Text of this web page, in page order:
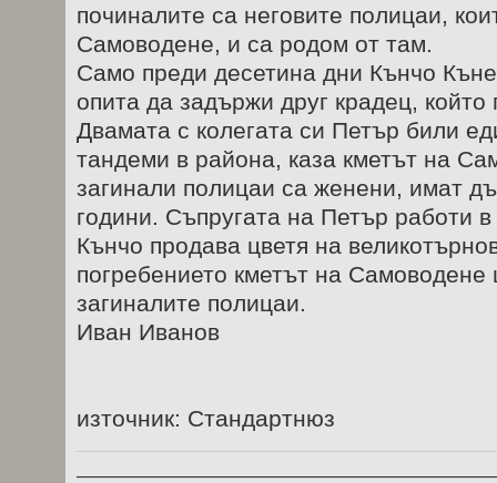
починалите са неговите полицаи,
Самоводене, и са родом от там.
Само преди десетина дни Кънчо
опита да задържи друг крадец, който
Двамата с колегата си Петър били
тандеми в района, каза кметът на
загинали полицаи са женени, имат
години. Съпругата на Петър работи
Кънчо продава цветя на
погребението кметът на
загиналите полицаи.
Иван Иванов
източник: Стандартнюз